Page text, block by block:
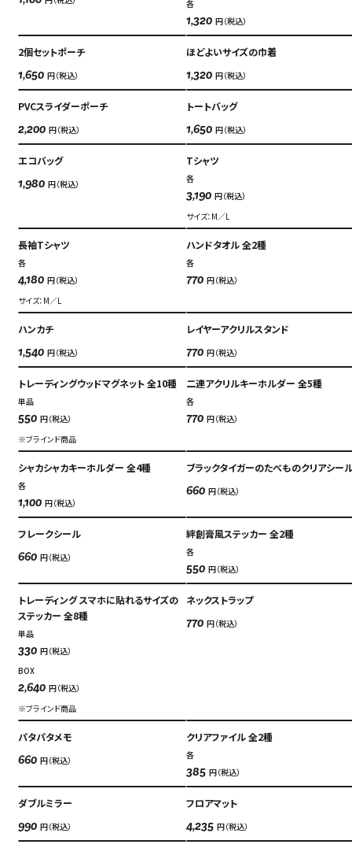
各
1,320 円（税込）
2個セットポーチ
1,650 円（税込）
ほどよいサイズの巾着
1,320 円（税込）
PVCスライダーポーチ
2,200 円（税込）
トートバッグ
1,650 円（税込）
エコバッグ
1,980 円（税込）
Tシャツ
各
3,190 円（税込）
サイズ：M／L
長袖Tシャツ
各
4,180 円（税込）
サイズ：M／L
ハンドタオル 全2種
各
770 円（税込）
ハンカチ
1,540 円（税込）
レイヤーアクリルスタンド
770 円（税込）
トレーディングウッドマグネット 全10種
単品
550 円（税込）
※ブラインド商品
二連アクリルキーホルダー 全5種
各
770 円（税込）
シャカシャカキーホルダー 全4種
各
1,100 円（税込）
ブラックタイガーのたべものクリアシー
660 円（税込）
フレークシール
660 円（税込）
絆創膏風ステッカー 全2種
各
550 円（税込）
トレーディング スマホに貼れるサイズの
ステッカー 全8種
単品
330 円（税込）
BOX
2,640 円（税込）
※ブラインド商品
ネックストラップ
770 円（税込）
パタパタメモ
660 円（税込）
クリアファイル 全2種
各
385 円（税込）
ダブルミラー
990 円（税込）
フロアマット
4,235 円（税込）